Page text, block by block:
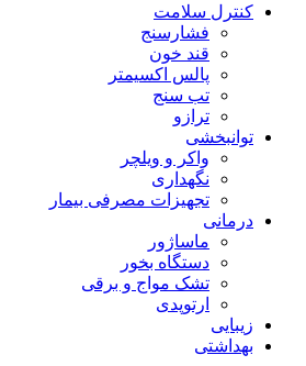
کنترل سلامت
فشارسنج
قند خون
پالس اکسیمتر
تب سنج
ترازو
توانبخشی
واکر و ویلچر
نگهداری
تجهیزات مصرفی بیمار
درمانی
ماساژور
دستگاه بخور
تشک مواج و برقی
ارتوپدی
زیبایی
بهداشتی